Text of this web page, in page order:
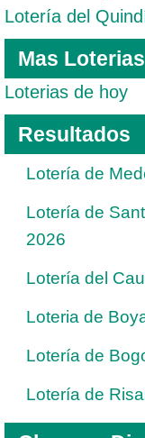
Lotería del
Mas
Loterias de hoy
Resultados
Lotería de
Lotería de
2026
Lotería del
Loteria de
Lotería de
Lotería de